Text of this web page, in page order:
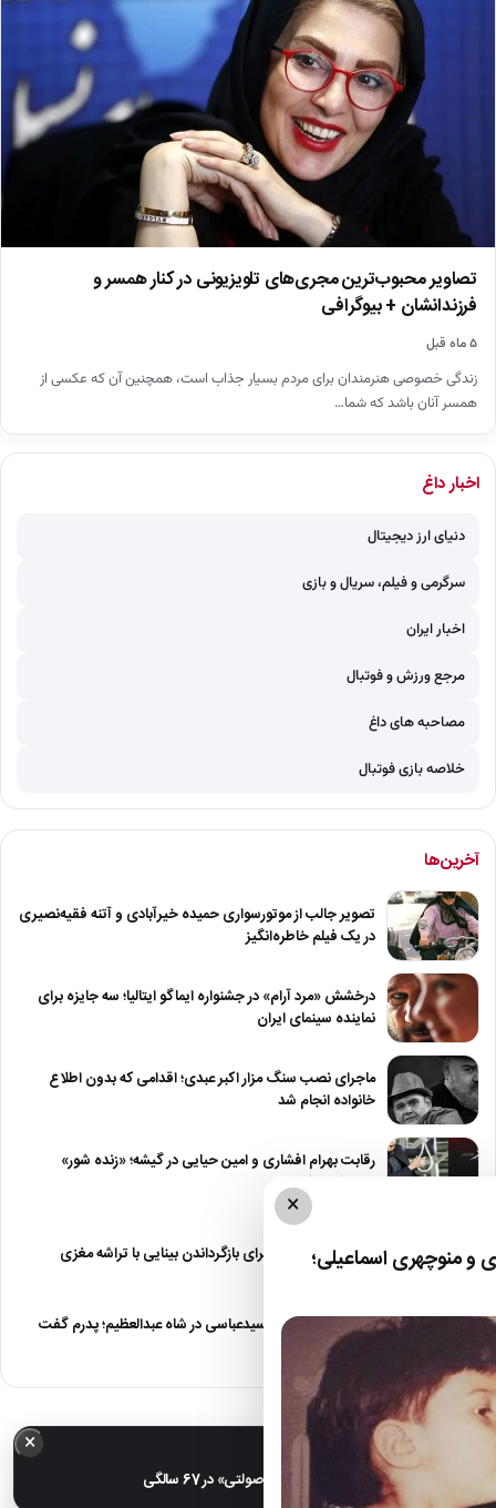
تصاویر محبوب‌ترین مجری‌های تلویزیونی در کنار همسر و
فرزندانشان + بیوگرافی
۵ ماه قبل
زندگی خصوصی هنرمندان برای مردم بسیار جذاب است، همچنین آن که عکسی از
همسر آنان باشد که شما…
اخبار داغ
دنیای ارز دیجیتال
سرگرمی و فیلم، سریال و بازی
اخبار ایران
مرجع ورزش و فوتبال
مصاحبه های داغ
خلاصه بازی فوتبال
آخرین‌ها
تصویر جالب از موتورسواری حمیده خیرآبادی و آتنه فقیه‌نصیری
در یک فیلم خاطره‌انگیز
درخشش «مرد آرام» در جشنواره ایماگو ایتالیا؛ سه جایزه برای
نماینده سینمای ایران
ماجرای نصب سنگ مزار اکبر عبدی؛ اقدامی که بدون اطلاع
خانواده انجام شد
رقابت بهرام افشاری و امین حیایی در گیشه؛ «زنده شور»
صدرنشین شد
رویای ایلان ماسک برای بازگرداندن بینایی با تراشه مغزی
درگیری شدید داود سیدعباسی در شاه عبدالعظیم؛ پدرم گفت
طرف مُرد!
×
منوچهری اسماعیلی؛
× خبر مهم
عکس| تغییر چهره «شهره صولتی» در 67 سالگی